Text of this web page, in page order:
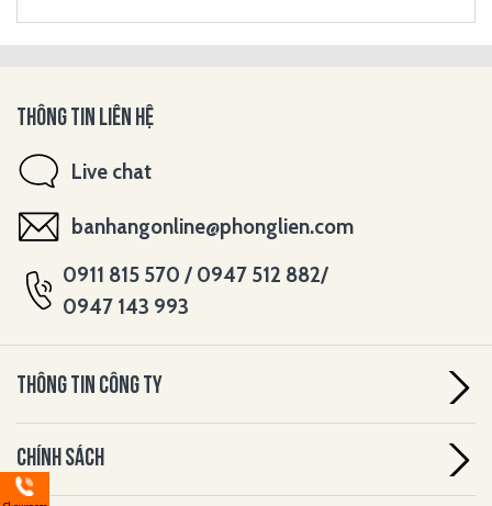
THÔNG TIN LIÊN HỆ
Live chat
banhangonline@phonglien.com
0911 815 570 / 0947 512 882/
0947 143 993
THÔNG TIN CÔNG TY
CHÍNH SÁCH